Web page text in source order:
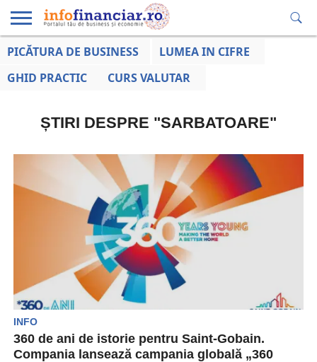
EDUCAȚIE
LA ZI
AFACERILOR
PICĂTURA DE BUSINESS
LUMEA IN CIFRE
GHID PRACTIC
CURS VALUTAR
ȘTIRI DESPRE "SARBATOARE"
INFO
360 de ani de istorie pentru Saint-Gobain.
Compania lansează campania globală „360